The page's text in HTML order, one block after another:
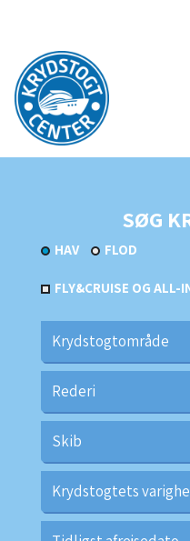
Til forsiden
SØG
HAV FLOD
FLY&CRUISE OG ALL-